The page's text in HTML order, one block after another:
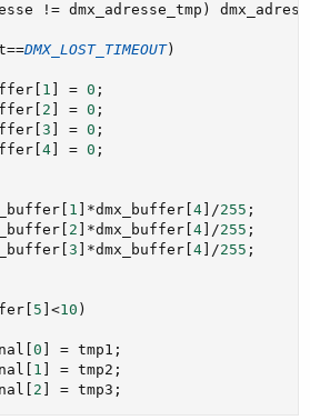
!= dmx_adresse_tmp )
==DMX_LOST_TIMEOUT)
1 = 0 ;
2 = 0 ;
3 = 0 ;
4 = 0 ;
1 *dmx_buffer 4 /255 ;
2 *dmx_buffer 4 /255 ;
3 *dmx_buffer 4 /255 ;
5 <10 )
0 = tmp1 ;
1 = tmp2 ;
2 = tmp3 ;